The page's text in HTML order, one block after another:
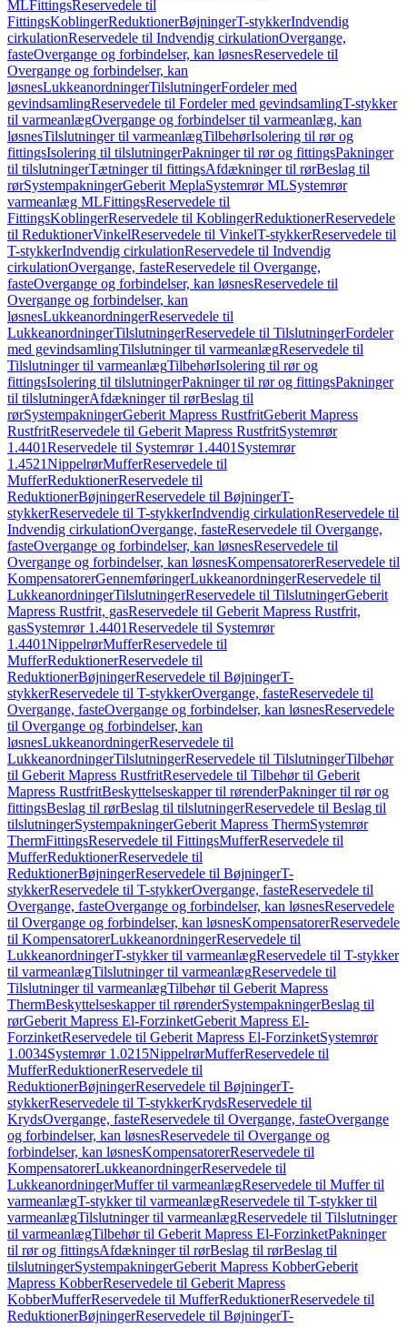
MLFittingsReservedele til
FittingsKoblingerReduktionerBøjningerT-stykkerIndvendig
cirkulationReservedele til Indvendig cirkulationOvergange,
fasteOvergange og forbindelser, kan løsnesReservedele til
Overgange og forbindelser, kan
løsnesLukkeanordningerTilslutningerFordeler med
gevindsamlingReservedele til Fordeler med gevindsamlingT-stykker
til varmeanlægOvergange og forbindelser til varmeanlæg, kan
løsnesTilslutninger til varmeanlægTilbehørIsolering til rør og
fittingsIsolering til tilslutningerPakninger til rør og fittingsPakninger
til tilslutningerTætninger til fittingsAfdækninger til rørBeslag til
rørSystempakningerGeberit MeplaSystemrør MLSystemrør
varmeanlæg MLFittingsReservedele til
FittingsKoblingerReservedele til KoblingerReduktionerReservedele
til ReduktionerVinkelReservedele til VinkelT-stykkerReservedele til
T-stykkerIndvendig cirkulationReservedele til Indvendig
cirkulationOvergange, fasteReservedele til Overgange,
fasteOvergange og forbindelser, kan løsnesReservedele til
Overgange og forbindelser, kan
løsnesLukkeanordningerReservedele til
LukkeanordningerTilslutningerReservedele til TilslutningerFordeler
med gevindsamlingTilslutninger til varmeanlægReservedele til
Tilslutninger til varmeanlægTilbehørIsolering til rør og
fittingsIsolering til tilslutningerPakninger til rør og fittingsPakninger
til tilslutningerAfdækninger til rørBeslag til
rørSystempakningerGeberit Mapress RustfritGeberit Mapress
RustfritReservedele til Geberit Mapress RustfritSystemrør
1.4401Reservedele til Systemrør 1.4401 Systemrør
1.4521NippelrørMufferReservedele til
MufferReduktionerReservedele til
ReduktionerBøjningerReservedele til BøjningerT-
stykkerReservedele til T-stykkerIndvendig cirkulationReservedele til
Indvendig cirkulationOvergange, fasteReservedele til Overgange,
fasteOvergange og forbindelser, kan løsnesReservedele til
Overgange og forbindelser, kan løsnesKompensatorerReservedele til
KompensatorerGennemføringerLukkeanordningerReservedele til
LukkeanordningerTilslutningerReservedele til TilslutningerGeberit
Mapress Rustfrit, gasReservedele til Geberit Mapress Rustfrit,
gasSystemrør 1.4401Reservedele til Systemrør
1.4401NippelrørMufferReservedele til
MufferReduktionerReservedele til
ReduktionerBøjningerReservedele til BøjningerT-
stykkerReservedele til T-stykkerOvergange, fasteReservedele til
Overgange, fasteOvergange og forbindelser, kan løsnesReservedele
til Overgange og forbindelser, kan
løsnesLukkeanordningerReservedele til
LukkeanordningerTilslutningerReservedele til TilslutningerTilbehør
til Geberit Mapress RustfritReservedele til Tilbehør til Geberit
Mapress RustfritBeskyttelseskapper til rørenderPakninger til rør og
fittingsBeslag til rørBeslag til tilslutningerReservedele til Beslag til
tilslutningerSystempakningerGeberit Mapress ThermSystemrør
ThermFittingsReservedele til FittingsMufferReservedele til
MufferReduktionerReservedele til
ReduktionerBøjningerReservedele til BøjningerT-
stykkerReservedele til T-stykkerOvergange, fasteReservedele til
Overgange, fasteOvergange og forbindelser, kan løsnesReservedele
til Overgange og forbindelser, kan løsnesKompensatorerReservedele
til KompensatorerLukkeanordningerReservedele til
LukkeanordningerT-stykker til varmeanlægReservedele til T-stykker
til varmeanlægTilslutninger til varmeanlægReservedele til
Tilslutninger til varmeanlægTilbehør til Geberit Mapress
ThermBeskyttelseskapper til rørenderSystempakningerBeslag til
rørGeberit Mapress El-ForzinketGeberit Mapress El-
ForzinketReservedele til Geberit Mapress El-ForzinketSystemrør
1.0034Systemrør 1.0215NippelrørMufferReservedele til
MufferReduktionerReservedele til
ReduktionerBøjningerReservedele til BøjningerT-
stykkerReservedele til T-stykkerKrydsReservedele til
KrydsOvergange, fasteReservedele til Overgange, fasteOvergange
og forbindelser, kan løsnesReservedele til Overgange og
forbindelser, kan løsnesKompensatorerReservedele til
KompensatorerLukkeanordningerReservedele til
LukkeanordningerMuffer til varmeanlægReservedele til Muffer til
varmeanlægT-stykker til varmeanlægReservedele til T-stykker til
varmeanlægTilslutninger til varmeanlægReservedele til Tilslutninger
til varmeanlægTilbehør til Geberit Mapress El-ForzinketPakninger
til rør og fittingsAfdækninger til rørBeslag til rørBeslag til
tilslutningerSystempakningerGeberit Mapress KobberGeberit
Mapress KobberReservedele til Geberit Mapress
KobberMufferReservedele til MufferReduktionerReservedele til
ReduktionerBøjningerReservedele til BøjningerT-